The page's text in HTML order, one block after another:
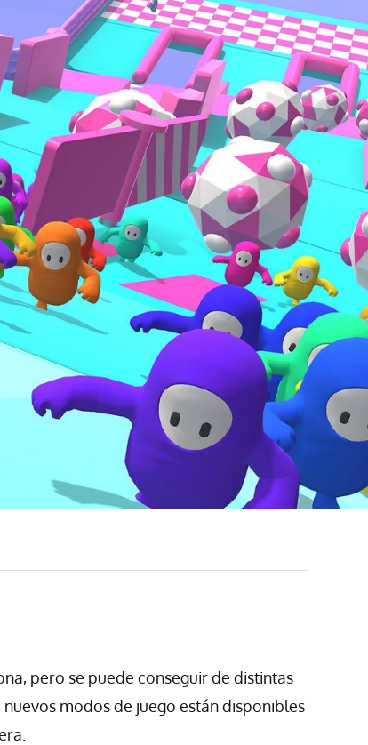
pero se puede conseguir de distintas
modos de juego están disponibles